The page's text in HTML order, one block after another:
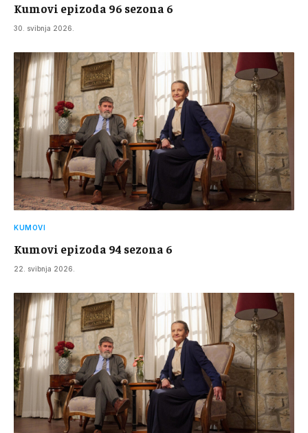
Kumovi epizoda 96 sezona 6
30. svibnja 2026.
KUMOVI
Kumovi epizoda 94 sezona 6
22. svibnja 2026.